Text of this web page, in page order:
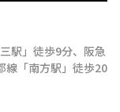
駅 」 徒歩9分、 阪急
線 「南方駅 」 徒歩20